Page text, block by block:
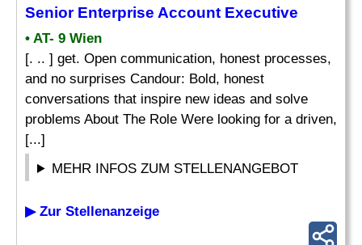
SeniorEnterprise Account Executive
• AT- 9 Wien
[. .. ] get. Open communication, honest processes,
and no surprises Candour: Bold, honest
conversations that inspire new ideas and solve
problems About The Role Were looking for a driven,
[...]
MEHR INFOS ZUM STELLENANGEBOT
▶ Zur Stellenanzeige